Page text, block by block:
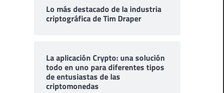
Lo más destacado de la industria
criptográfica de Tim Draper
La aplicación Crypto: una solución
todo en uno para diferentes tipos
de entusiastas de las
criptomonedas